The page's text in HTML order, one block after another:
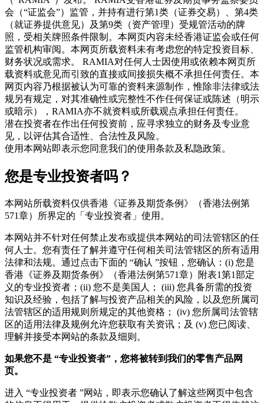
会（“证监会”）监管，并持有进行第1类（证券交易）、第4类
（就证券提供意见）及第9类（资产管理）受规管活动的牌
照，受相关牌照条件限制。本网页内容未经香港证监会或任何
监管机构审阅。本网页所载资料未有考虑您的特定投资目标、
财务状况或需求。 RAMIA对任何人士因使用或依赖本网页所
载资料或意见而引致的直接或间接损失概不承担任何责任。本
网页内容乃根据被认为可靠的资料来源制作，惟除非法律或法
规另有规定，对其准确性或完整性不作任何保证或陈述（明示
或暗示），RAMIA亦不就资料或所载观点承担任何责任。
潜在投资者在作出任何投资前，应寻求独立的财务及专业意
见，以评估其合适性、合法性及风险。
使用本网站即表示您同意我们的使用条款及私隐政策。
您是专业投资者吗？
本网站所载资料仅供香港《证券及期货条例》（香港法例第
571章）所界定的「专业投资者」使用。
本网站并不针对任何禁止发布或提供本网站的司法管辖区的任
何人士。您有责任了解并遵守任何相关司法管辖区的所有适用
法律和法规。通过点击下面的 “确认 ”按钮，您确认：(i) 您是
香港《证券及期货条例》（香港法例第571章）附表1第1部定
义的专业投资者；(ii) 您不是美国人； (iii) 您具备所需的投资
知识及经验，包括了解与投资产品相关的风险，以及您所属司
法管辖区的适用规则所规定的其他资格； (iv) 您所属司法管辖
区的适用法律及规例允许您获取有关资讯；及 (v) 您已阅读、
理解并接受本网站的条款及细则。
如果您不是 “专业投资者” ，您将被转到我们的零售产品网
页。
进入 “专业投资者 ”网站，即表示您确认了解这些网页中包含